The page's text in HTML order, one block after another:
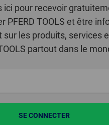
ici pour recevoir
PFERD TOOLS et être
sur les produits, services
partout dans le
SE CONNECTER